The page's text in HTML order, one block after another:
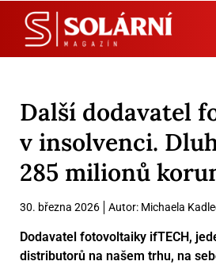
Další dodavatel
v insolvenci.
285 milionů
30. března 2026 Autor: Michaela
Dodavatel fotovoltaiky ifTECH,
distributorů na našem trhu, na